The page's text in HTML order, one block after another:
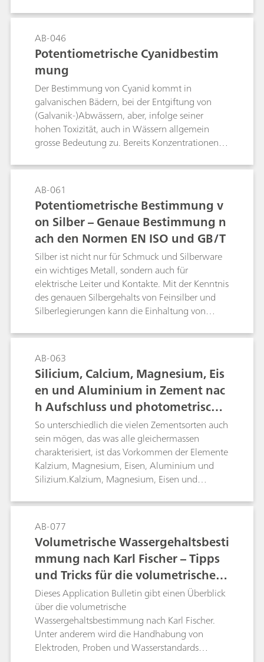
dahingehend optimiert, dass eine
Nachweisgrenze von 0.01 µg/L Chrom(VI)
erzielt wurde.
AB-046
Potentiometrische Cyanidbestim
mung
Der Bestimmung von Cyanid kommt in
galvanischen Bädern, bei der Entgiftung von
(Galvanik-)Abwässern, aber, infolge seiner
hohen Toxizität, auch in Wässern allgemein
grosse Bedeutung zu. Bereits Konzentrationen
wirken.Nachfolgend werden
Cyanidbestimmungen in Proben
unterschiedlichster Konzentration mittels
potentiometrischer Titration
beschrieben.Chemische Reaktionen:2 CN- +
Ag+ → [Ag(CN)2]-[Ag(CN)2]- + Ag+ → 2 AgCN
AB-061
Potentiometrische Bestimmung v
on Silber – Genaue Bestimmung n
ach den Normen EN ISO und GB/T
Silber ist nicht nur für Schmuck und Silberware
ein wichtiges Metall, sondern auch für
elektrische Leiter und Kontakte. Mit der Kenntnis
des genauen Silbergehalts von Feinsilber und
Silberlegierungen kann die Einhaltung von
sichergestellt werden. In der Galvanikindustrie
trägt das Wissen um den Silbergehalt von
Silbergalvanisierbädern zu einem effizienten
Betrieb des Bads bei.Die
Röntgenfluoreszenzanalyse (RFA) ist zwar eine
schnelle Alternative zur Bestimmung des
Silbergehalts von Feinsilber und
Silberlegierungen, mit ihr kann aber lediglich
der Silbergehalt der äussersten Schichten des
Metalls bestimmt werden. Im Gegensatz dazu
bietet die Titration eine umfassendere Lösung,
bei der die gesamte Probe berücksichtigt und
ein Betrug mittels dicker Beschichtungen somit
beschreibt die potentiometrische Bestimmung
von Silber in Feinsilber und Silberlegierungen
nachEN ISO 11427, ISO 13756, GB/T 17823
und GB/T 18996 sowie in
Silbergalvanisierbädern durch eine Titration mit
Kaliumbromid bzw. Kaliumchlorid.
AB-063
Silicium, Calcium, Magnesium, Eis
en und Aluminium in Zement nac
h Aufschluss und photometrische
r Titration
So unterschiedlich die vielen Zementsorten auch
sein mögen, das was alle gleichermassen
charakterisiert, ist das Vorkommen der Elemente
Kalzium, Magnesium, Eisen, Aluminium und
Silizium.Kalzium, Magnesium, Eisen und
Zementprobe durch photometrische Titration
mit der Optrode bei 610 nm mit verschiedenen
Indikatoren bestimmt werden. Die
Siliziumbestimmung erfolgt dagegen
gravimetrisch.
AB-077
Volumetrische Wassergehaltsbesti
mmung nach Karl Fischer – Tipps
und Tricks für die volumetrische K
arl-Fischer-Titration
Dieses Application Bulletin gibt einen Überblick
über die volumetrische
Wassergehaltsbestimmung nach Karl Fischer.
Unter anderem wird die Handhabung von
Elektroden, Proben und Wasserstandards